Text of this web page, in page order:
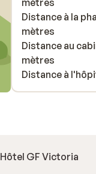
mètres
Distance à la
mètres
Distance au
mètres
Distance à
Hôtel GF Victoria